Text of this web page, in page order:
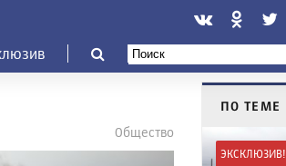
Общество
ПО ТЕМЕ
ЭКСКЛЮЗИВ!